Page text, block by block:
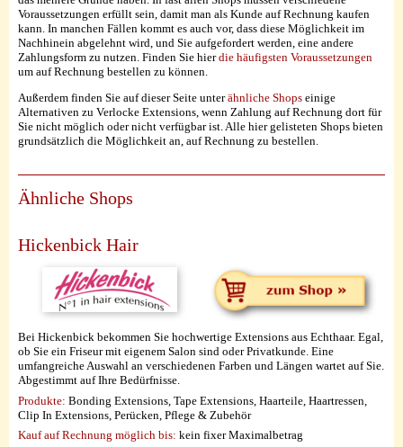
Voraussetzungen erfüllt sein, damit man als Kunde auf Rechnung kaufen
kann. In manchen Fällen kommt es auch vor, dass diese Möglichkeit im
Nachhinein abgelehnt wird, und Sie aufgefordert werden, eine andere
Zahlungsform zu nutzen. Finden Sie hierdie häufigsten Voraussetzungen
um auf Rechnung bestellen zu können.
Außerdem finden Sie auf dieser Seite unterähnliche Shops einige
Alternativen zu Verlocke Extensions, wenn Zahlung auf Rechnung dort für
Sie nicht möglich oder nicht verfügbar ist. Alle hier gelisteten Shops bieten
grundsätzlich die Möglichkeit an, auf Rechnung zu bestellen.
Ähnliche Shops
Hickenbick Hair
Bei Hickenbick bekommen Sie hochwertige Extensions aus Echthaar. Egal,
ob Sie ein Friseur mit eigenem Salon sind oder Privatkunde. Eine
umfangreiche Auswahl an verschiedenen Farben und Längen wartet auf Sie.
Abgestimmt auf Ihre Bedürfnisse.
Produkte: Bonding Extensions, Tape Extensions, Haarteile, Haartressen,
Clip In Extensions, Perücken, Pflege & Zubehör
Kauf auf Rechnung möglich bis: kein fixer Maximalbetrag